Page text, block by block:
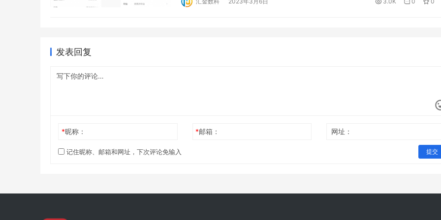
2、录制视频，收取验证码 3、客户缴纳保费页面。担保公司收取客户保
发表回复
*昵称： *邮箱： 网址：
记住昵称、邮箱和网址，下次评论免输入 提交